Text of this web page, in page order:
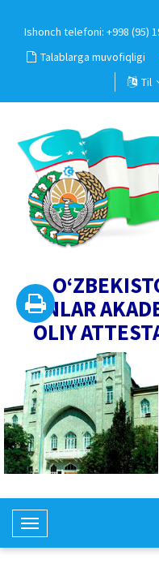
Ishonch telefoni: +998 (95)
Talablarga muvofiqligi
Til
FANLAR
OLIY
T
o